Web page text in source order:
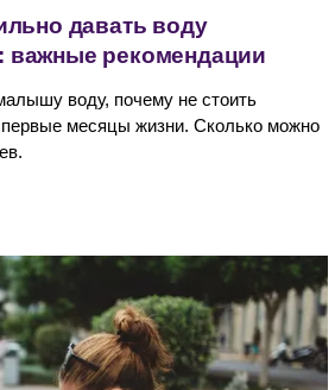
давать воду
важные рекомендации
воду, почему не стоить
месяцы жизни. Сколько можно